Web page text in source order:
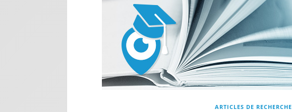
ARTICLES DE RECHERCHE